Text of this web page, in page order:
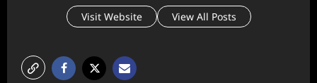
Visit Website View All Posts